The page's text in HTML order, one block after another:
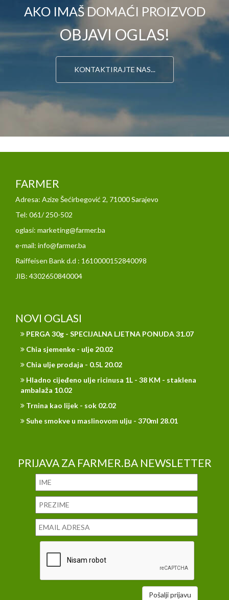
AKO IMAŠ DOMAĆI PROIZVOD
OBJAVI OGLAS!
KONTAKTIRAJTE NAS...
FARMER
Adresa: Azize Šećirbegović 2, 71000 Sarajevo
Tel: 061/ 250-502
oglasi: marketing@farmer.ba
e-mail: info@farmer.ba
Raiffeisen Bank d.d : 1610000152840098
JIB: 4302650840004
NOVI OGLASI
PERGA 30g - SPECIJALNA LJETNA PONUDA 31.07
Chia sjemenke - ulje 20.02
Chia ulje prodaja - 0.5L 20.02
Hladno cijeđeno ulje ricinusa 1L - 38 KM - staklena
ambalaža 10.02
Trnina kao lijek - sok 02.02
Suhe smokve u maslinovom ulju - 370ml 28.01
PRIJAVA ZA FARMER.BA NEWSLETTER
Pošalji prijavu